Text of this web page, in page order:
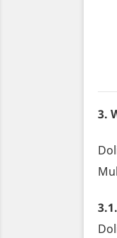
3.